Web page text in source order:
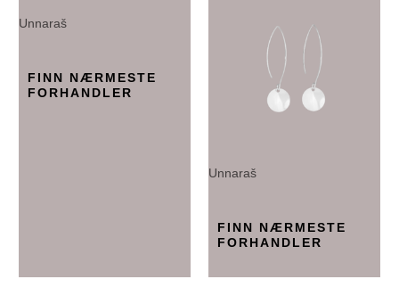
Unnaraš
FINN NÆRMESTE
FORHANDLER
Unnaraš
FINN NÆRMESTE
FORHANDLER